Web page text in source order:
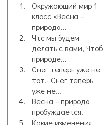
Окружающий мир 1
класс «Весна –
природа...
Что мы будем
делать с вами, Чтоб
природе...
Снег теперь уже не
тот,- Снег теперь
уже не...
Весна – природа
пробуждается.
Какие изменения